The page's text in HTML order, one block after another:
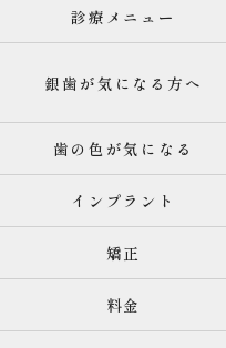
診療メニュー
銀歯が気になる方へ
歯の色が気になる
インプラント
矯正
料金